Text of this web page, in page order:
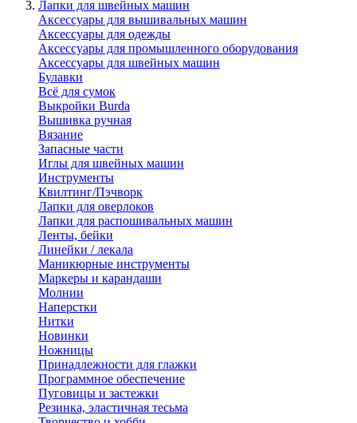
Лапки для швейных машин
Аксессуары для вышивальных машин
Аксессуары для одежды
Аксессуары для промышленного оборудования
Аксессуары для швейных машин
Булавки
Всё для сумок
Выкройки Burda
Вышивка ручная
Вязание
Запасные части
Иглы для швейных машин
Инструменты
Квилтинг/Пэчворк
Лапки для оверлоков
Лапки для распошивальных машин
Ленты, бейки
Линейки / лекала
Маникюрные инструменты
Маркеры и карандаши
Молнии
Наперстки
Нитки
Новинки
Ножницы
Принадлежности для глажки
Программное обеспечение
Пуговицы и застежки
Резинка, эластичная тесьма